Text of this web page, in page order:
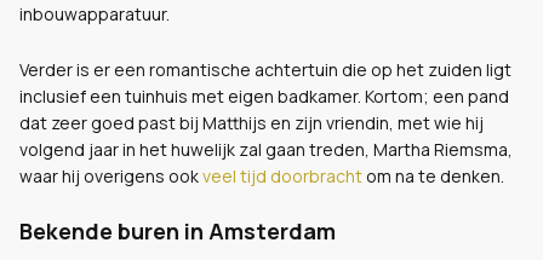
inbouwapparatuur.
Verder is er een romantische achtertuin die op het zuiden ligt
inclusief een tuinhuis met eigen badkamer. Kortom; een pand
dat zeer goed past bij Matthijs en zijn vriendin, met wie hij
volgend jaar in het huwelijk zal gaan treden, Martha Riemsma,
waar hij overigens ookveel tijd doorbracht om na te denken.
Bekende buren in Amsterdam